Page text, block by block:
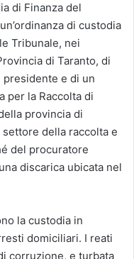
di Finanza del
di custodia
Tribunale, nei
di Taranto, di
e di un
per la Raccolta di
provincia di
della raccolta e
del procuratore
discarica ubicata nel
la custodia in
domiciliari. I reati
corruzione, e turbata